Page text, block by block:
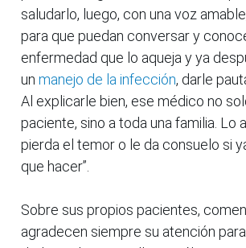
saludarlo, luego, con una voz
para que puedan conversar y
enfermedad que lo aqueja y ya
un manejo de la infección, darle
Al explicarle bien, ese médico no
paciente, sino a toda una familia. Lo
pierda el temor o le da consuelo si
que hacer”.
Sobre sus propios pacientes,
agradecen siempre su atención